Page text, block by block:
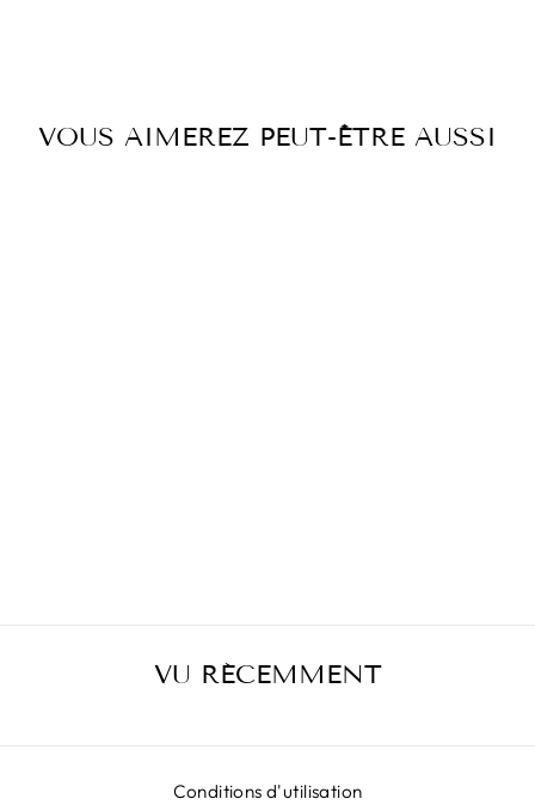
VOUS AIMEREZ PEUT-ÊTRE AUSSI
VU RÉCEMMENT
Conditions d'utilisation